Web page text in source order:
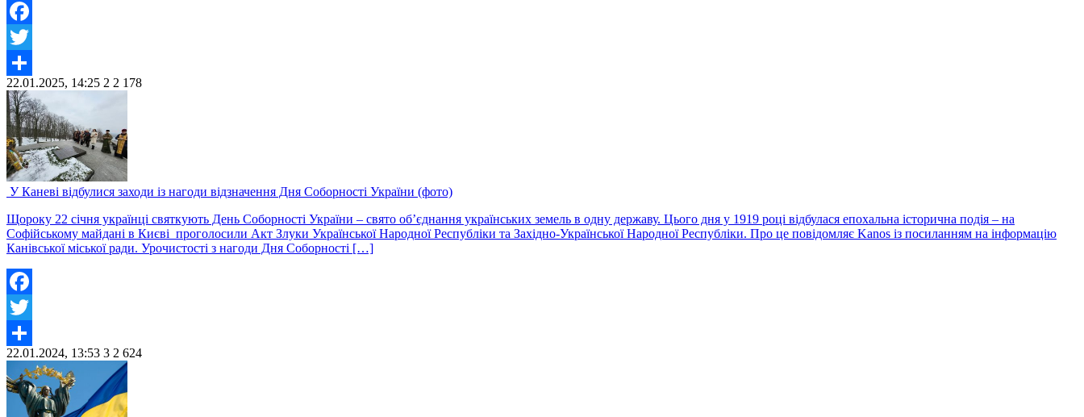
Facebook
Twitter
Share
22.01.2025, 14:25 2 2 178
У Каневі відбулися заходи із нагоди відзначення Дня Соборності України (фото)
Щороку 22 січня українці святкують День Соборності України – свято об’єднання українських земель в одну державу. Цього дня у 1919 році відбулася епохальна історична подія – на
Софійському майдані в Києві проголосили Акт Злуки Української Народної Республіки та Західно-Української Народної Республіки. Про це повідомляє Kanos із посиланням на інформацію
Канівської міської ради. Урочистості з нагоди Дня Соборності […]
Facebook
Twitter
Share
22.01.2024, 13:53 3 2 624